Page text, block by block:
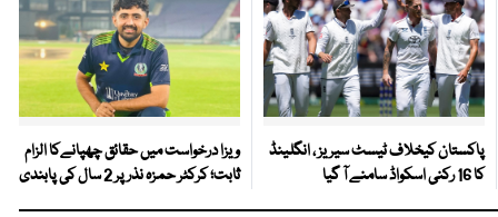
پاکستان کیخلاف ٹیسٹ سیریز ، انگلینڈ
کا 16 رکنی اسکواڈ سامنے آ گیا
ویزا درخواست میں حقائق چھپانےکا الزام
ثابت؛ کرکٹر حمزہ نذر پر 2 سال کی پابندی